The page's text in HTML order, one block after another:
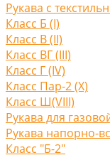
Рукава с
Класс Б (I)
Класс В (II)
Класс ВГ (III)
Класс Г (IV)
Класс Пар-2 (X)
Класс Ш(VIII)
Рукава для
Рукава напорно-
Класс "Б-2"